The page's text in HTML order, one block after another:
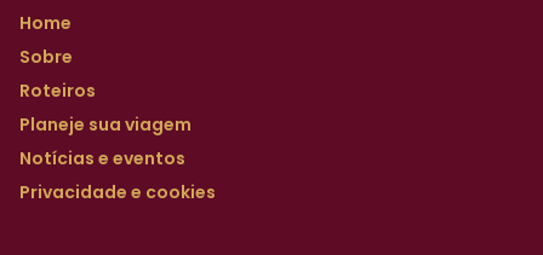
Home
Sobre
Roteiros
Planeje sua viagem
Notícias e eventos
Privacidade e cookies